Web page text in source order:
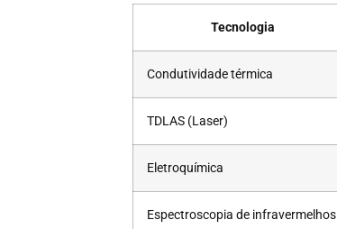
Tecnologia
Condutividade térmica
TDLAS (Laser)
Eletroquímica
Espectroscopia de infravermelhos